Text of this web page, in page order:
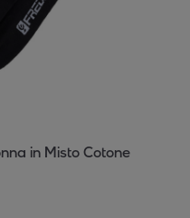
in Misto Cotone